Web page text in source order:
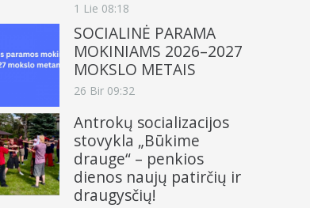
1 Lie 08:18
SOCIALINĖ PARAMA
MOKINIAMS 2026–2027
MOKSLO METAIS
26 Bir 09:32
Antrokų socializacijos
stovykla „Būkime
drauge“ – penkios
dienos naujų patirčių ir
draugysčių!